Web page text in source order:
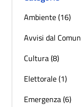
Ambiente (16)
Avvisi dal
Cultura (8)
Elettorale (1)
Emergenza (6)